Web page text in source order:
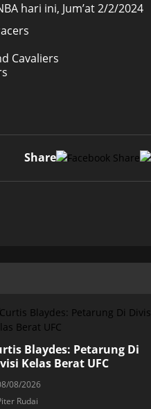
hari ini, Jum’at 2/2/2024
Cavaliers
Share
Blaydes: Petarung Di
Kelas Berat UFC
08/2026
Rudai